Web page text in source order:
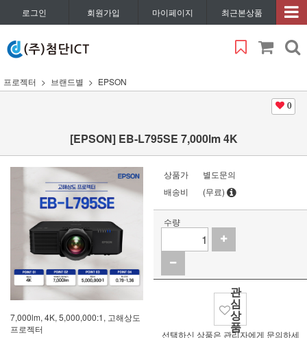
로그인 회원가입 마이페이지 최근본상품
프로젝터 브랜드별 EPSON
0
[EPSON] EB-L795SE 7,000lm 4K
7,000lm, 4K, 5,000,000:1, 고해상도
프로젝터
상품가
별도문의
배송비
(무료)
수량
관
심
상
품
선택하신 상품은 관리자에게 문의하세